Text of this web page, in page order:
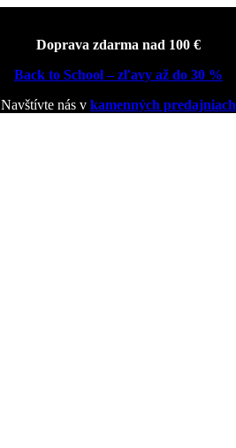
Doprava zdarma nad 100 €
Back to School – zľavy až do 30 %
Navštívte nás v kamenných predajniach